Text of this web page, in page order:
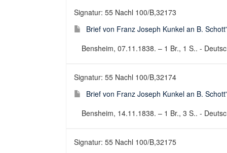
Signatur: 55 Nachl 100/B,32173
Brief von Franz Joseph Kunkel an B.
Bensheim, 07.11.1838. – 1 Br., 1 S.. -
Signatur: 55 Nachl 100/B,32174
Brief von Franz Joseph Kunkel an B.
Bensheim, 14.11.1838. – 1 Br., 3 S.. -
Signatur: 55 Nachl 100/B,32175